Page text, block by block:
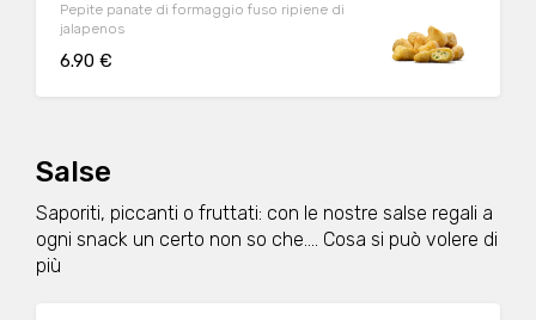
Pepite panate di formaggio fuso ripiene di
jalapenos
6.90 €
Salse
Saporiti, piccanti o fruttati: con le nostre salse regali a
ogni snack un certo non so che.... Cosa si può volere di
più